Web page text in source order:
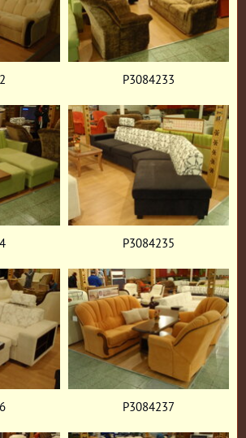
P3084233
P3084235
P3084237